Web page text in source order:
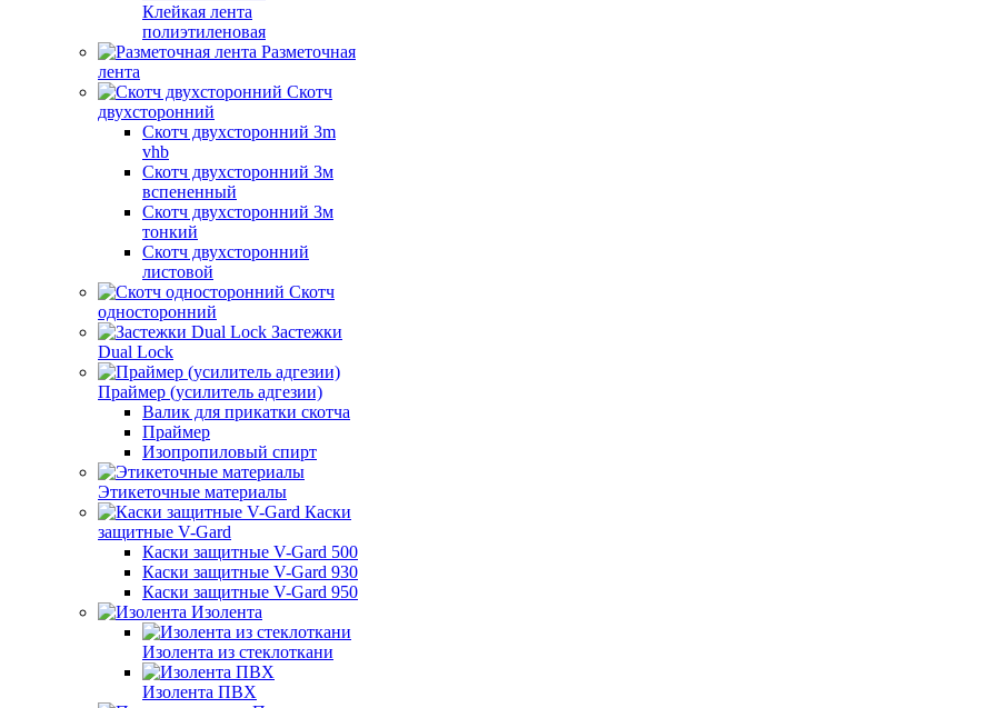
Клейкая лента
полиэтиленовая
Разметочная
лента
Скотч
двухсторонний
Скотч двухсторонний 3m
vhb
Скотч двухсторонний 3м
вспененный
Скотч двухсторонний 3м
тонкий
Скотч двухсторонний
листовой
Скотч
односторонний
Застежки
Dual Lock
Праймер (усилитель адгезии)
Валик для прикатки скотча
Праймер
Изопропиловый спирт
Этикеточные материалы
Каски
защитные V-Gard
Каски защитные V-Gard 500
Каски защитные V-Gard 930
Каски защитные V-Gard 950
Изолента
Изолента из стеклоткани
Изолента ПВХ